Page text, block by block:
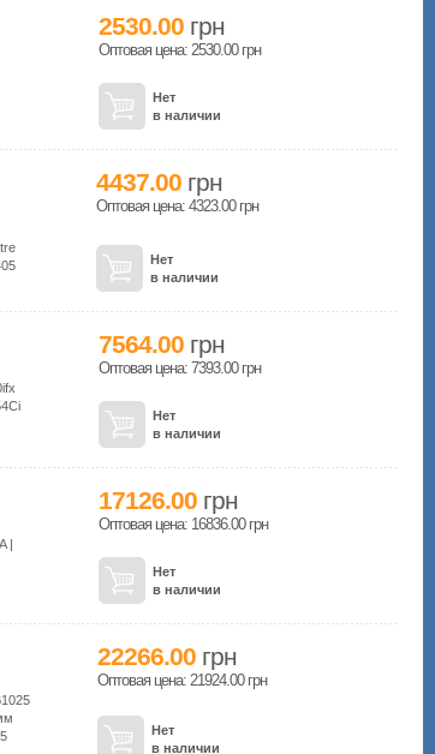
2530.00 грн
Оптовая цена: 2530.00 грн
Нет
в наличии
4437.00 грн
Оптовая цена: 4323.00 грн
Нет
в наличии
7564.00 грн
Оптовая цена: 7393.00 грн
Нет
в наличии
|
17126.00 грн
Оптовая цена: 16836.00 грн
Нет
в наличии
22266.00 грн
Оптовая цена: 21924.00 грн
Нет
в наличии